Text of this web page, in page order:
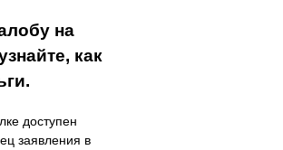
на
как
доступен
заявления в